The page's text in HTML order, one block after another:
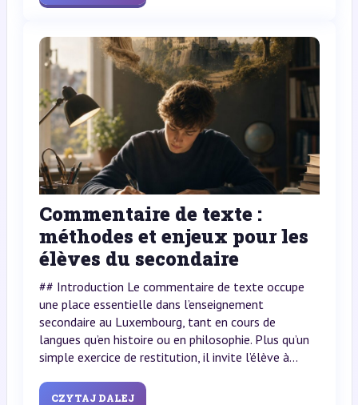
Commentaire de texte :
méthodes et enjeux pour les
élèves du secondaire
## Introduction Le commentaire de texte occupe
une place essentielle dans l’enseignement
secondaire au Luxembourg, tant en cours de
langues qu’en histoire ou en philosophie. Plus qu’un
simple exercice de restitution, il invite l’élève à...
CZYTAJ DALEJ